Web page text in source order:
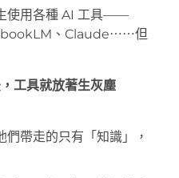
使用各種 AI 工具——
、Claude⋯⋯但
工具就放著生灰塵
帶走的只有「知識」，